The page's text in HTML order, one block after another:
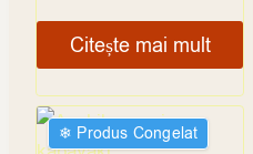
Citește mai mult
❄︎ Produs Congelat